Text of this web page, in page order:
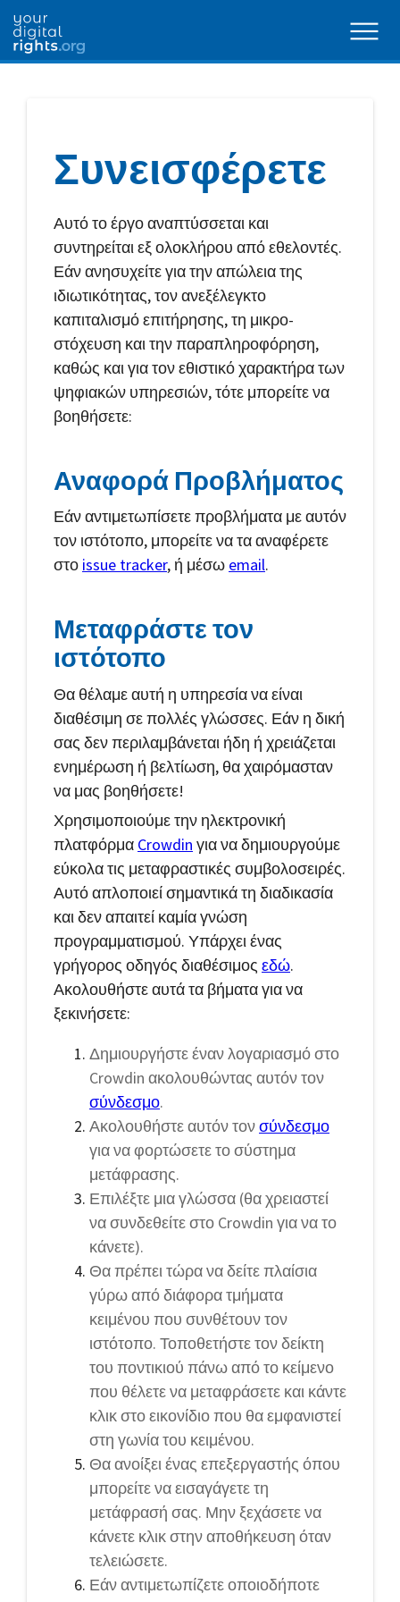
Συνεισφέρετε
Αυτό το έργο αναπτύσσεται και
συντηρείται εξ ολοκλήρου από εθελοντές.
Εάν ανησυχείτε για την απώλεια της
ιδιωτικότητας, τον ανεξέλεγκτο
καπιταλισμό επιτήρησης, τη μικρο-
στόχευση και την παραπληροφόρηση,
καθώς και για τον εθιστικό χαρακτήρα των
ψηφιακών υπηρεσιών, τότε μπορείτε να
βοηθήσετε:
Αναφορά Προβλήματος
Εάν αντιμετωπίσετε προβλήματα με αυτόν
τον ιστότοπο, μπορείτε να τα αναφέρετε
στο issue tracker, ή μέσω email.
Μεταφράστε τον
ιστότοπο
Θα θέλαμε αυτή η υπηρεσία να είναι
διαθέσιμη σε πολλές γλώσσες. Εάν η δική
σας δεν περιλαμβάνεται ήδη ή χρειάζεται
ενημέρωση ή βελτίωση, θα χαιρόμασταν
να μας βοηθήσετε!
Χρησιμοποιούμε την ηλεκτρονική
πλατφόρμα Crowdin για να δημιουργούμε
εύκολα τις μεταφραστικές συμβολοσειρές.
Αυτό απλοποιεί σημαντικά τη διαδικασία
και δεν απαιτεί καμία γνώση
προγραμματισμού. Υπάρχει ένας
γρήγορος οδηγός διαθέσιμος εδώ.
Ακολουθήστε αυτά τα βήματα για να
ξεκινήσετε:
Δημιουργήστε έναν λογαριασμό στο
Crowdin ακολουθώντας αυτόν τον
σύνδεσμο.
Ακολουθήστε αυτόν τονσύνδεσμο
για να φορτώσετε το σύστημα
μετάφρασης.
Επιλέξτε μια γλώσσα (θα χρειαστεί
να συνδεθείτε στο Crowdin για να το
κάνετε).
Θα πρέπει τώρα να δείτε πλαίσια
γύρω από διάφορα τμήματα
κειμένου που συνθέτουν τον
ιστότοπο. Τοποθετήστε τον δείκτη
του ποντικιού πάνω από το κείμενο
που θέλετε να μεταφράσετε και κάντε
κλικ στο εικονίδιο που θα εμφανιστεί
στη γωνία του κειμένου.
Θα ανοίξει ένας επεξεργαστής όπου
μπορείτε να εισαγάγετε τη
μετάφρασή σας. Μην ξεχάσετε να
κάνετε κλικ στην αποθήκευση όταν
τελειώσετε.
Εάν αντιμετωπίζετε οποιοδήποτε